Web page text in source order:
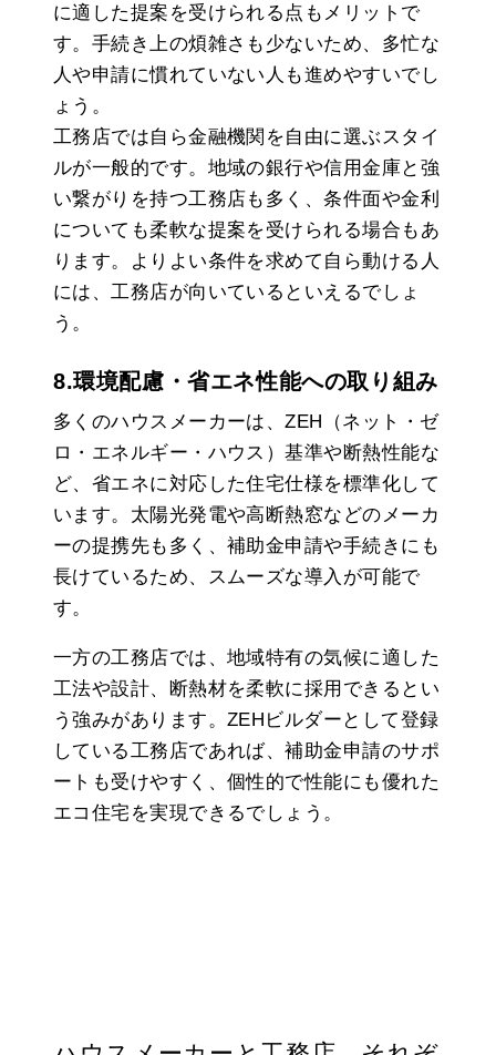
に適した提案を受けられる点もメリットで
す。手続き上の煩雑さも少ないため、多忙な
人や申請に慣れていない人も進めやすいでし
ょう。
工務店では自ら金融機関を自由に選ぶスタイ
ルが一般的です。地域の銀行や信用金庫と強
い繋がりを持つ工務店も多く、条件面や金利
についても柔軟な提案を受けられる場合もあ
ります。よりよい条件を求めて自ら動ける人
には、工務店が向いているといえるでしょ
う。
8.環境配慮・省エネ性能への取り組み
多くのハウスメーカーは、ZEH（ネット・ゼ
ロ・エネルギー・ハウス）基準や断熱性能な
ど、省エネに対応した住宅仕様を標準化して
います。太陽光発電や高断熱窓などのメーカ
ーの提携先も多く、補助金申請や手続きにも
長けているため、スムーズな導入が可能で
す。
一方の工務店では、地域特有の気候に適した
工法や設計、断熱材を柔軟に採用できるとい
う強みがあります。ZEHビルダーとして登録
している工務店であれば、補助金申請のサポ
ートも受けやすく、個性的で性能にも優れた
エコ住宅を実現できるでしょう。